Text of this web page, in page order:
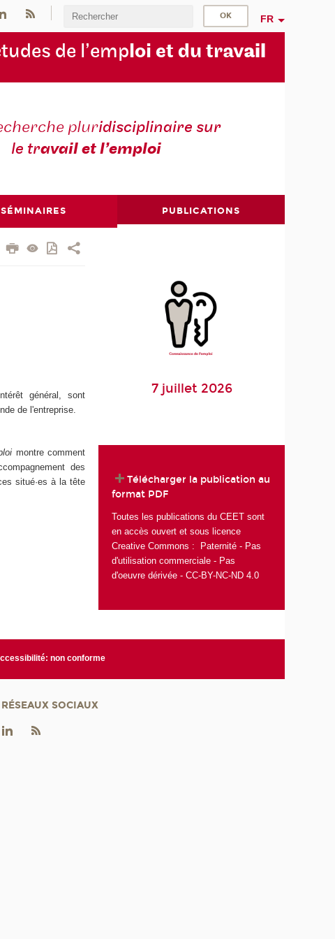
FR
tudes de l’emploi et du travail
pluridisciplinaire sur
le travail et l’emploi
SÉMINAIRES PUBLICATIONS
général, sont
de l'entreprise.
montre comment
des
situé·es à la tête
7 juillet 2026
Télécharger la publication au
format PDF
Toutes les publications du CEET sont
en accès ouvert et sous licence
Creative Commons : Paternité - Pas
d'utilisation commerciale - Pas
d'oeuvre dérivée - CC-BY-NC-ND 4.0
non conforme
RÉSEAUX SOCIAUX